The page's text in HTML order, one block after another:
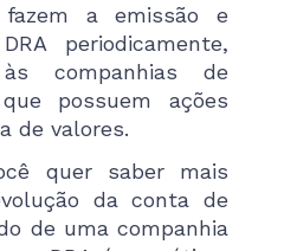
a emissão e
periodicamente,
companhias de
possuem ações
de valores.
quer saber mais
da conta de
de uma companhia